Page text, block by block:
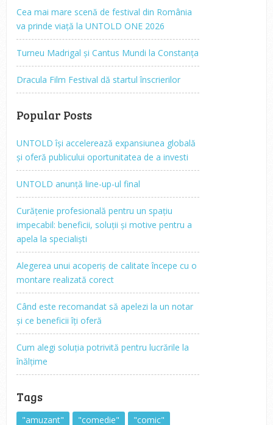
Cea mai mare scenă de festival din România
va prinde viață la UNTOLD ONE 2026
Turneu Madrigal și Cantus Mundi la Constanța
Dracula Film Festival dă startul înscrierilor
Popular Posts
UNTOLD își accelerează expansiunea globală
și oferă publicului oportunitatea de a investi
UNTOLD anunță line-up-ul final
Curățenie profesională pentru un spațiu
impecabil: beneficii, soluții și motive pentru a
apela la specialiști
Alegerea unui acoperiș de calitate începe cu o
montare realizată corect
Când este recomandat să apelezi la un notar
și ce beneficii îți oferă
Cum alegi soluția potrivită pentru lucrările la
înălțime
Tags
"amuzant" "comedie"
"comic"